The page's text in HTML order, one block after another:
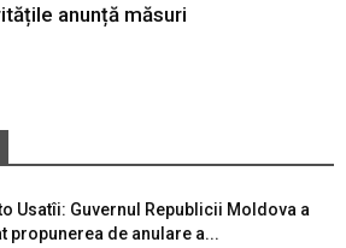
anunță măsuri
Usatîi: Guvernul Republicii Moldova a
propunerea de anulare a...